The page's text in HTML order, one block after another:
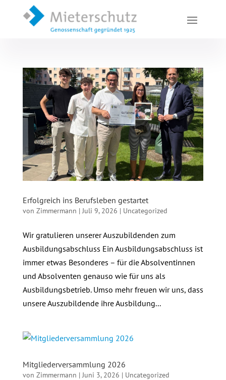
Erfolgreich ins Berufsleben gestartet
von Zimmermann |Juli 9, 2026 | Uncategorized
Wir gratulieren unserer Auszubildenden zum
Ausbildungsabschluss Ein Ausbildungsabschluss ist
immer etwas Besonderes – für die Absolventinnen
und Absolventen genauso wie für uns als
Ausbildungsbetrieb. Umso mehr freuen wir uns, dass
unsere Auszubildende ihre Ausbildung...
Mitgliederversammlung 2026
von Zimmermann |Juni 3, 2026 | Uncategorized